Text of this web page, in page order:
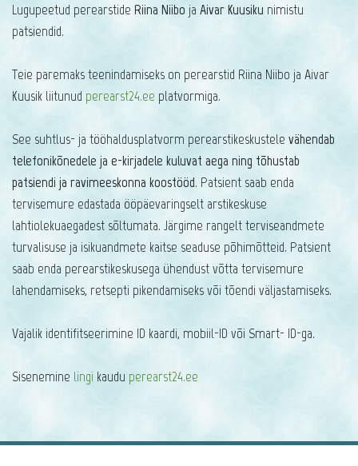
Lugupeetud perearstide Riina Niibo ja Aivar Kuusiku nimistu
patsiendid.
Teie paremaks teenindamiseks on perearstid Riina Niibo ja Aivar
Kuusik liitunud perearst24.ee platvormiga.
See suhtlus- ja tööhaldusplatvorm perearstikeskustele vähendab
telefonikõnedele ja e-kirjadele kuluvat aega ning tõhustab
patsiendi ja ravimeeskonna koostööd. Patsient saab enda
tervisemure edastada ööpäevaringselt arstikeskuse
lahtiolekuaegadest sõltumata. Järgime rangelt terviseandmete
turvalisuse ja isikuandmete kaitse seaduse põhimõtteid. Patsient
saab enda perearstikeskusega ühendust võtta tervisemure
lahendamiseks, retsepti pikendamiseks või tõendi väljastamiseks.
Vajalik identifitseerimine ID_kaardi, mobiil-ID või Smart- ID-ga.
Sisenemine lingi kaudu perearst24.ee